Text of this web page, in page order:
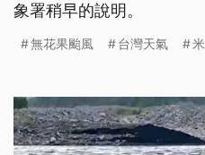
象署稍早的說明。
無花果颱風 台灣天氣